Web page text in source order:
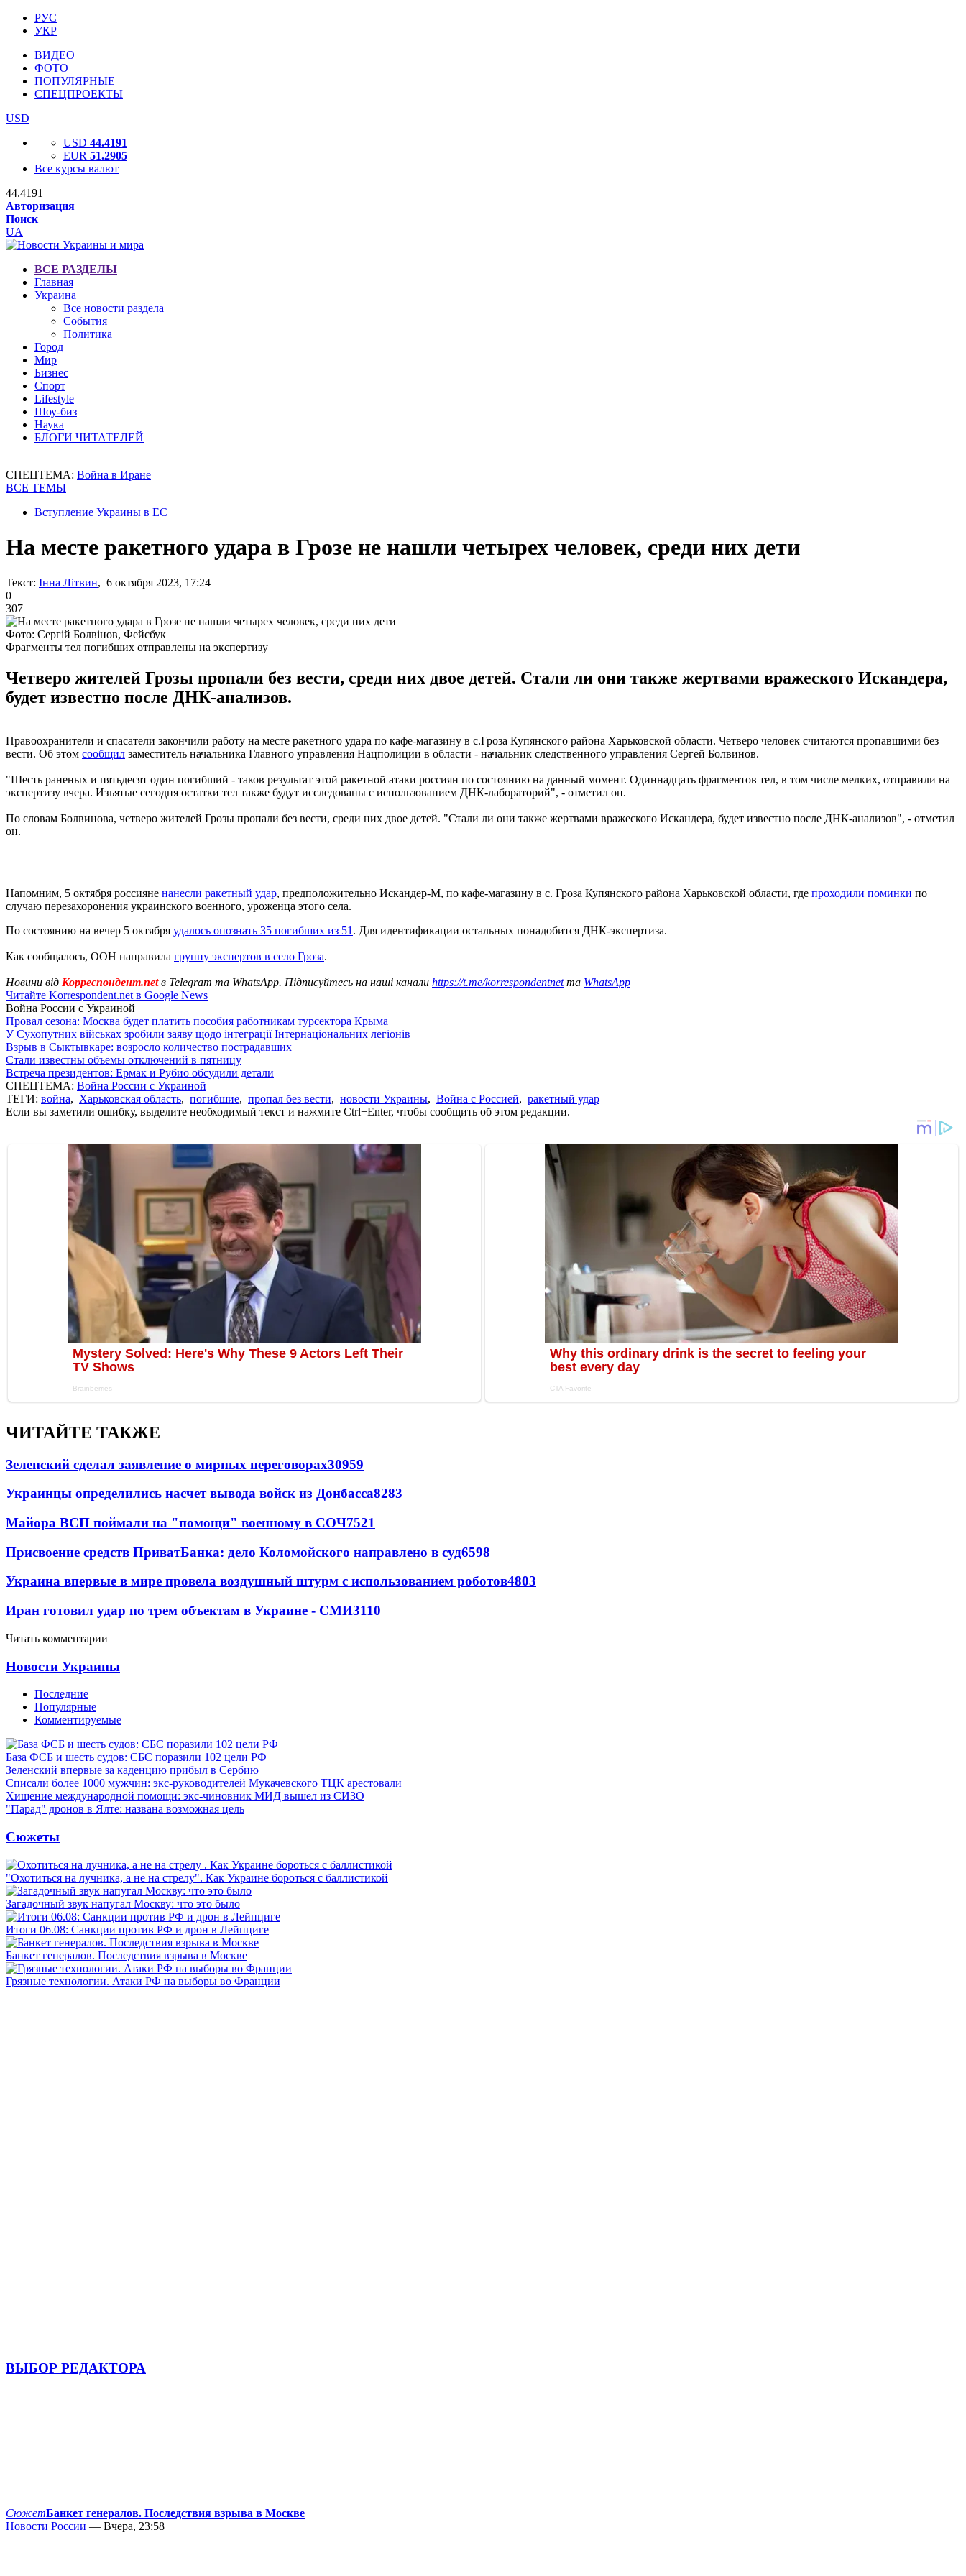
РУС
УКР
ВИДЕО
ФОТО
ПОПУЛЯРНЫЕ
СПЕЦПРОЕКТЫ
USD
USD 44.4191
EUR 51.2905
Все курсы валют
44.4191
Авторизация
Поиск
UA
ВСЕ РАЗДЕЛЫ
Главная
Украина
Все новости раздела
События
Политика
Город
Мир
Бизнес
Спорт
Lifestyle
Шоу-биз
Наука
БЛОГИ ЧИТАТЕЛЕЙ
СПЕЦТЕМА: Война в Иране
ВСЕ ТЕМЫ
Вступление Украины в ЕС
На месте ракетного удара в Грозе не нашли четырех человек, среди них дети
Текст: Інна Літвин, 6 октября 2023, 17:24
0
307
Фото: Сергій Болвінов, Фейсбук
Фрагменты тел погибших отправлены на экспертизу
Четверо жителей Грозы пропали без вести, среди них двое детей. Стали ли они также жертвами вражеского Искандера,
будет известно после ДНК-анализов.
Правоохранители и спасатели закончили работу на месте ракетного удара по кафе-магазину в с.Гроза Купянского района Харьковской области. Четверо человек считаются пропавшими без
вести. Об этом сообщил заместитель начальника Главного управления Нацполиции в области - начальник следственного управления Сергей Болвинов.
"Шесть раненых и пятьдесят один погибший - таков результат этой ракетной атаки россиян по состоянию на данный момент. Одиннадцать фрагментов тел, в том числе мелких, отправили на
экспертизу вчера. Изъятые сегодня остатки тел также будут исследованы с использованием ДНК-лабораторий", - отметил он.
По словам Болвинова, четверо жителей Грозы пропали без вести, среди них двое детей. "Стали ли они также жертвами вражеского Искандера, будет известно после ДНК-анализов", - отметил
он.
Напомним, 5 октября россияне нанесли ракетный удар, предположительно Искандер-М, по кафе-магазину в с. Гроза Купянского района Харьковской области, где проходили поминки по
случаю перезахоронения украинского военного, уроженца этого села.
По состоянию на вечер 5 октября удалось опознать 35 погибших из 51 . Для идентификации остальных понадобится ДНК-экспертиза.
Как сообщалось, ООН направила группу экспертов в село Гроза.
Новини від Корреспондент.netв Telegram та WhatsApp. Підписуйтесь на наші канали https://t.me/korrespondentnetта WhatsApp
Читайте Korrespondent.net в Google News
Война России с Украиной
Провал сезона: Москва будет платить пособия работникам турсектора Крыма
У Сухопутних військах зробили заяву щодо інтеграції Інтернаціональних легіонів
Взрыв в Сыктывкаре: возросло количество пострадавших
Стали известны объемы отключений в пятницу
Встреча президентов: Ермак и Рубио обсудили детали
СПЕЦТЕМА: Война России с Украиной
ТЕГИ: война, Харьковская область, погибшие, пропал без вести, новости Украины, Война с Россией, ракетный удар
Если вы заметили ошибку, выделите необходимый текст и нажмите Ctrl+Enter, чтобы сообщить об этом редакции.
ЧИТАЙТЕ ТАКЖЕ
Зеленский сделал заявление о мирных переговорах30959
Украинцы определились насчет вывода войск из Донбасса8283
Майора ВСП поймали на "помощи" военному в СОЧ7521
Присвоение средств ПриватБанка: дело Коломойского направлено в суд6598
Украина впервые в мире провела воздушный штурм с использованием роботов4803
Иран готовил удар по трем объектам в Украине - СМИ3110
Читать комментарии
Новости Украины
Последние
Популярные
Комментируемые
База ФСБ и шесть судов: СБС поразили 102 цели РФ
Зеленский впервые за каденцию прибыл в Сербию
Списали более 1000 мужчин: экс-руководителей Мукачевского ТЦК арестовали
Хищение международной помощи: экс-чиновник МИД вышел из СИЗО
"Парад" дронов в Ялте: названа возможная цель
Сюжеты
"Охотиться на лучника, а не на стрелу". Как Украине бороться с баллистикой
Загадочный звук напугал Москву: что это было
Итоги 06.08: Санкции против РФ и дрон в Лейпциге
Банкет генералов. Последствия взрыва в Москве
Грязные технологии. Атаки РФ на выборы во Франции
ВЫБОР РЕДАКТОРА
СюжетБанкет генералов. Последствия взрыва в Москве
Новости России — Вчера, 23:58